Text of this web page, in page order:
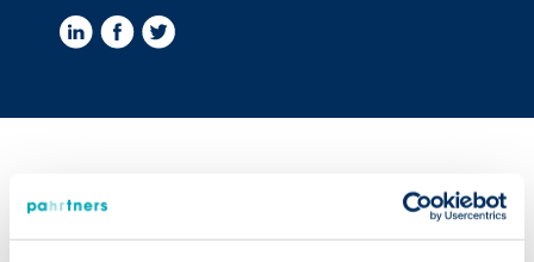
Où nous trouver ?